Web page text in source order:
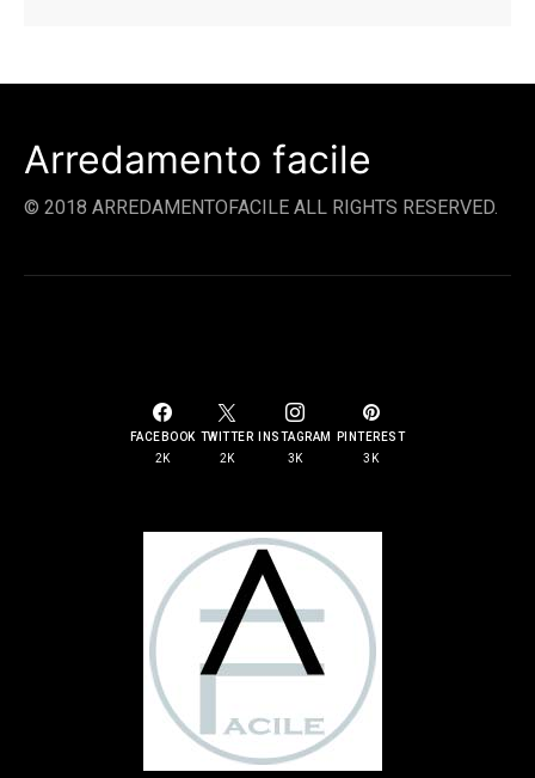
Arredamento facile
© 2018 ARREDAMENTOFACILE ALL RIGHTS RESERVED.
FACEBOOK
2K
TWITTER
2K
INSTAGRAM
3K
PINTEREST
3K